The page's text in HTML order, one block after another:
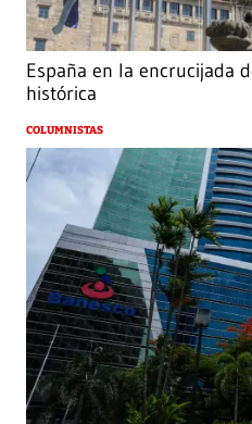
España en la encrucijada
histórica
COLUMNISTAS